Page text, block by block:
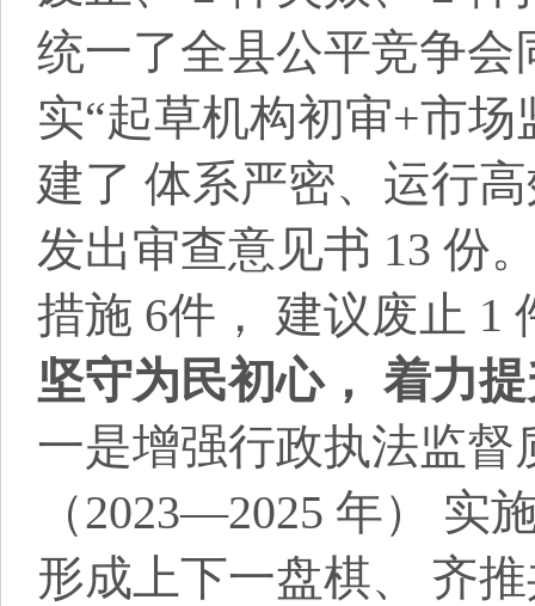
统一了全县公平竞争
实“起草机构初审+市
建了 体系严密、运行
发出审查意见书 13 份
措施 6件， 建议废止 1
坚守为民初心， 着力
一是增强行政执法监
（2023—2025 年） 实
形成上下一盘棋、 齐